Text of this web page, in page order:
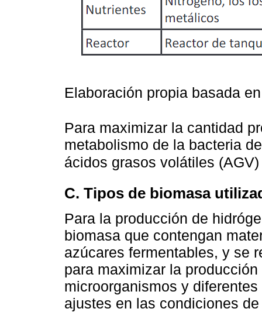
Elaboración propia basada
Para maximizar la cantidad
metabolismo de la bacteria
ácidos grasos volátiles
C. Tipos de biomasa
Para la producción de
biomasa que contengan
azúcares fermentables, y se
para maximizar la
microorganismos y
ajustes en las condiciones